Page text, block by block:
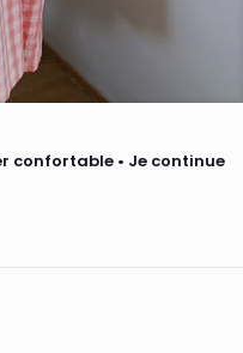
confortable • Je continue